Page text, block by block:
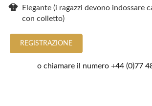
Elegante (i ragazzi devono indossare
con colletto)
REGISTRAZIONE
o chiamare il numero +44 (0)77